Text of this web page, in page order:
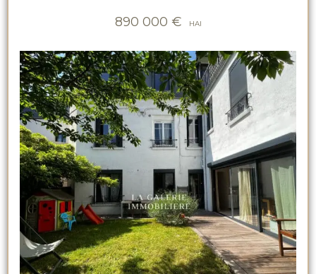
890 000 €